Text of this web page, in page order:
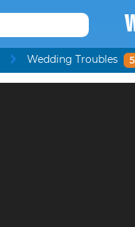
Wedding Troubles 5